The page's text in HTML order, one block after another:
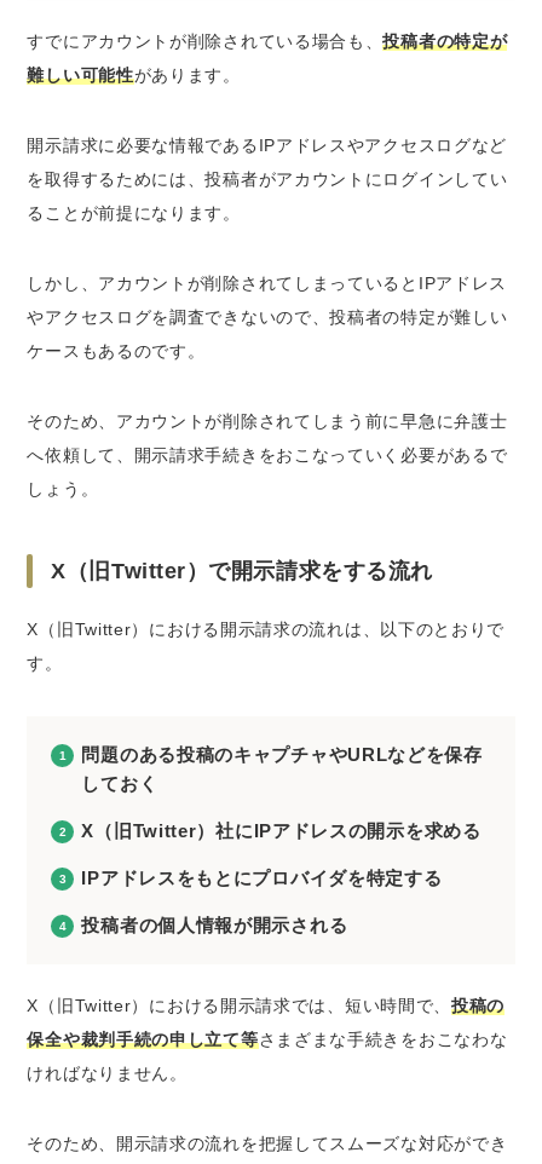
すでにアカウントが削除されている場合も、投稿者の特定が
難しい可能性があります。
開示請求に必要な情報であるIPアドレスやアクセスログなど
を取得するためには、投稿者がアカウントにログインしてい
ることが前提になります。
しかし、 アカウントが削除されてしまっているとIPアドレス
やアクセスログを調査できないので、投稿者の特定が難しい
ケースもあるのです。
そのため、アカウントが削除されてしまう前に早急に弁護士
へ依頼 して、開示請求手続きをおこなっていく必要があるで
しょう。
X（旧Twitter）で開示請求をする流れ
X（旧Twitter）における開示請求の流れは、以下のとおりで
す。
問題のある投稿のキャプチャやURLなどを保存
しておく
X（旧Twitter）社にIPアドレスの開示を求める
IPアドレスをもとにプロバイダを特定する
投稿者の個人情報が開示される
X（旧Twitter）における開示請求では、短い時間で、投稿の
保全や裁判手続の申し立て等さまざまな手続きをおこなわな
ければなりません。
そのため、開示請求の流れを把握してスムーズな対応ができ